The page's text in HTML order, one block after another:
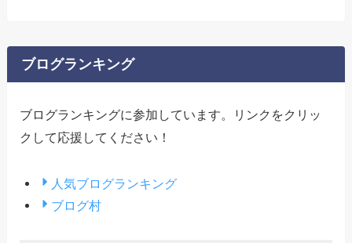
ブログランキング
ブログランキングに参加しています。リンクをクリッ
クして応援してください！
人気ブログランキング
ブログ村